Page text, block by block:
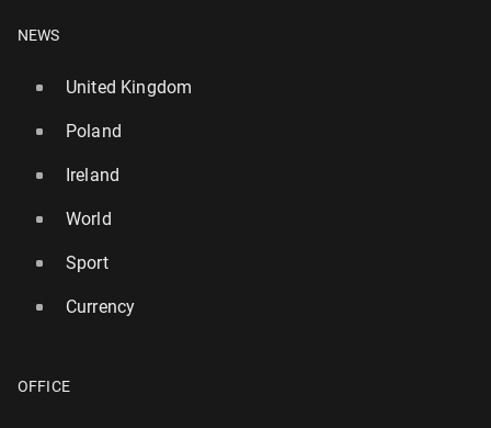
NEWS
United Kingdom
Poland
Ireland
World
Sport
Currency
OFFICE